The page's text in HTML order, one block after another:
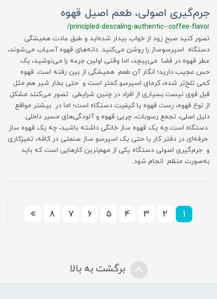
جرم‌گیری اصولی، طعم اصیل قهوه
/principled-descaling-authentic--coffee-flavor
تصور کنید صبح زود از خواب بیدار شده‌اید و طبق عادت همیشگی
دستگاه اسپرسوساز را روشن می‌کنید. دانه‌های قهوه آسیاب می‌شوند،
عطر قهوه در فضا می‌پیچد، اما وقتی اولین جرعه را می‌نوشید، یک
حس عجیب دارید؛ انگار آن طعم همیشگی از بین رفته است. قهوه
کمی تلخ‌تر شده، کرمای اسپرسو کمتر است و حتی بخار شیر هم مثل
قبل قوی نیست.بسیاری از افراد در چنین شرایطی تصور می‌کنند مشکل
از نوع قهوه، رست قهوه یا کیفیت دستگاه است؛ اما در بیشتر مواقع
دلیل اصلی، تجمع رسوبات، چربی قهوه و آلودگی‌های مسیر داخلی
دستگاه است.چه یک قهوه ساز خانگی داشته باشید، چه یک قهوه ساز
حرفه‌ای در دفتر کار یا حتی یک اسپرسو ساز صنعتی در کافه، تمیزکاری
و جرم‌گیری اصولی دستگاه یکی از مهم‌ترین کارهایی است که باید
به‌صورت منظم انجام شود.
1
2
3
4
5
6
7
8
برگشت به بالا